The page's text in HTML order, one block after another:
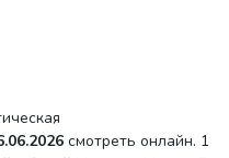
смотреть онлайн. 1